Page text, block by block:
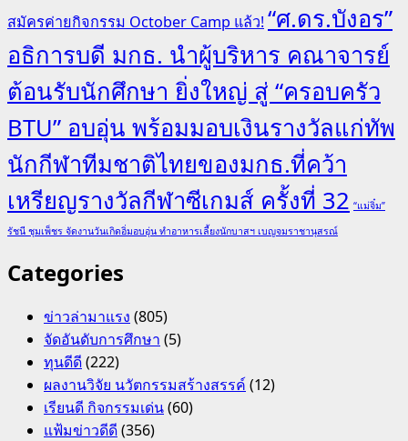
สมัครค่ายกิจกรรม October Camp แล้ว!“ศ.ดร.บังอร”
อธิการบดี มกธ. นำผู้บริหาร คณาจารย์
ต้อนรับนักศึกษา ยิ่งใหญ่ สู่ “ครอบครัว
BTU” อบอุ่น พร้อมมอบเงินรางวัลแก่ทัพ
นักกีฬาทีมชาติไทยของมกธ.ที่คว้า
เหรียญรางวัลกีฬาซีเกมส์ ครั้งที่ 32 “แม่จิ๋ม”
รัชนี ชุมเพ็ชร จัดงานวันเกิดอิ่มอบอุ่น ทำอาหารเลี้ยงนักบาสฯ เบญจมราชานุสรณ์
Categories
ข่าวล่ามาแรง (805)
จัดอันดับการศึกษา (5)
ทุนดีดี(222)
ผลงานวิจัย นวัตกรรมสร้างสรรค์ (12)
เรียนดี กิจกรรมเด่น(60)
แฟ้มข่าวดีดี(356)